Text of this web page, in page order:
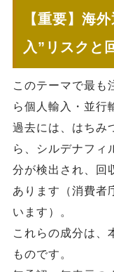
【重要】海
入”リスクと
このテーマで最も
ら個人輸入・並行
過去には、はちみ
ら、シルデナフィ
分が検出され、回
あります（消費者
います）。
これらの成分は、
ものです。